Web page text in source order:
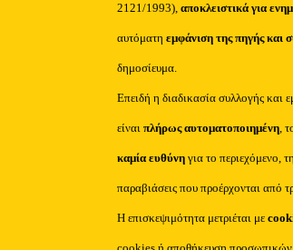
2121/1993), αποκλειστικά για
αυτόματηεμφάνιση της πηγής και
δημοσίευμα.
Επειδή η διαδικασία συλλογής και
είναιπλήρως αυτοματοποιημένη,
καμία ευθύνη για το περιεχόμενο,
παραβιάσεις που προέρχονται από
Η επισκεψιμότητα μετριέται με